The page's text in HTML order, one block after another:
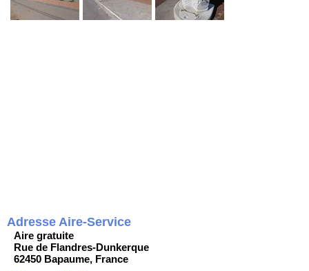
Adresse Aire-Service
Aire gratuite
Rue de Flandres-Dunkerque
62450 Bapaume, France